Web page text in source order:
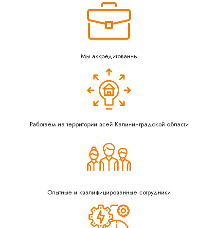
Мы аккредитованны
Работаем на территории всей Калининградской области
Опытные и квалифицированные сотрудники